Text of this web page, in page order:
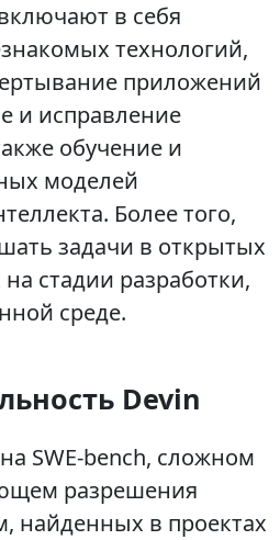
в себя
технологий,
приложений
и исправление
обучение и
моделей
Более того,
задачи в открытых
стадии разработки,
среде.
Devin
SWE-bench, сложном
разрешения
найденных в проектах